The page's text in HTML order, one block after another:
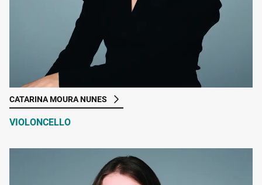
CATARINA MOURA NUNES
VIOLONCELLO